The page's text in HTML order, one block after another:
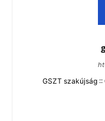
GSZT szakújság